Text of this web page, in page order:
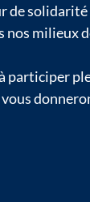
de solidarité
milieux
participer
vous